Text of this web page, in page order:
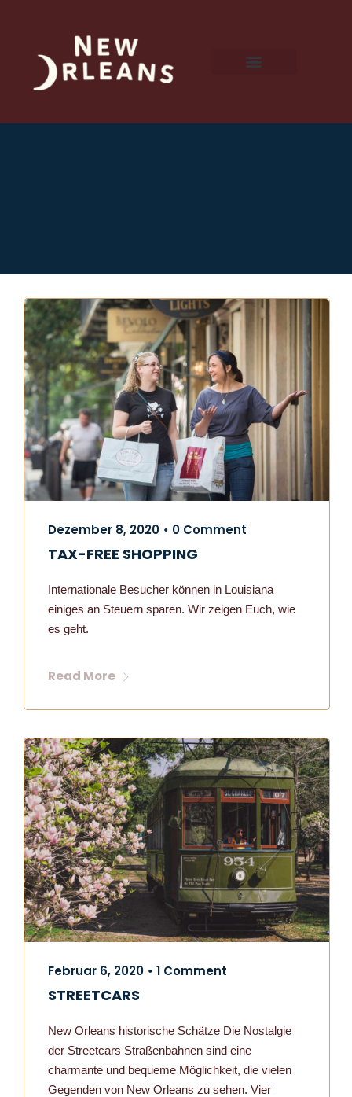
Dezember 8, 2020 • 0 Comment
TAX-FREE SHOPPING
Internationale Besucher können in Louisiana
einiges an Steuern sparen. Wir zeigen Euch, wie
es geht.
Read More
Februar 6, 2020 • 1 Comment
STREETCARS
New Orleans historische Schätze Die Nostalgie
der Streetcars Straßenbahnen sind eine
charmante und bequeme Möglichkeit, die vielen
Gegenden von New Orleans zu sehen. Vier